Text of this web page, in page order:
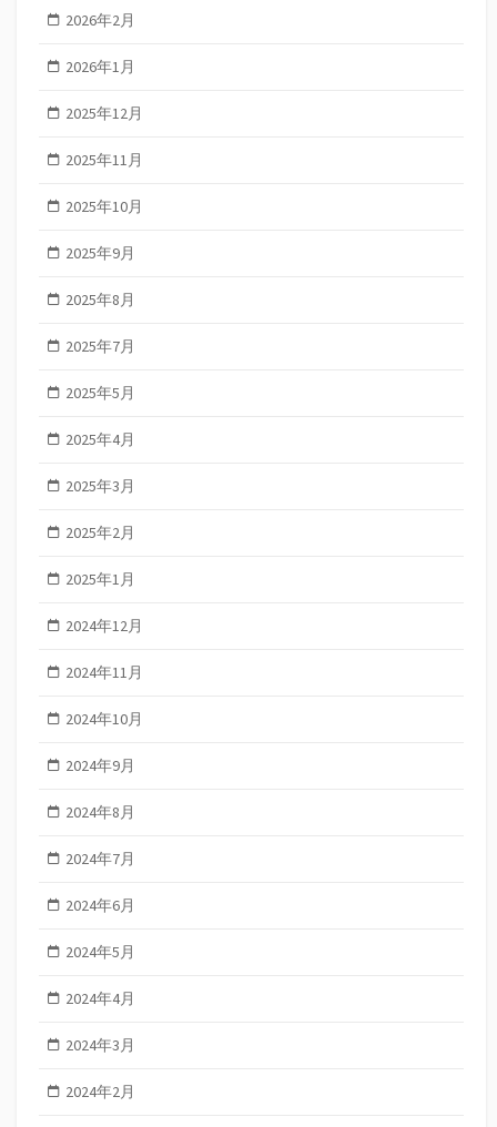
2026年2月
2026年1月
2025年12月
2025年11月
2025年10月
2025年9月
2025年8月
2025年7月
2025年5月
2025年4月
2025年3月
2025年2月
2025年1月
2024年12月
2024年11月
2024年10月
2024年9月
2024年8月
2024年7月
2024年6月
2024年5月
2024年4月
2024年3月
2024年2月